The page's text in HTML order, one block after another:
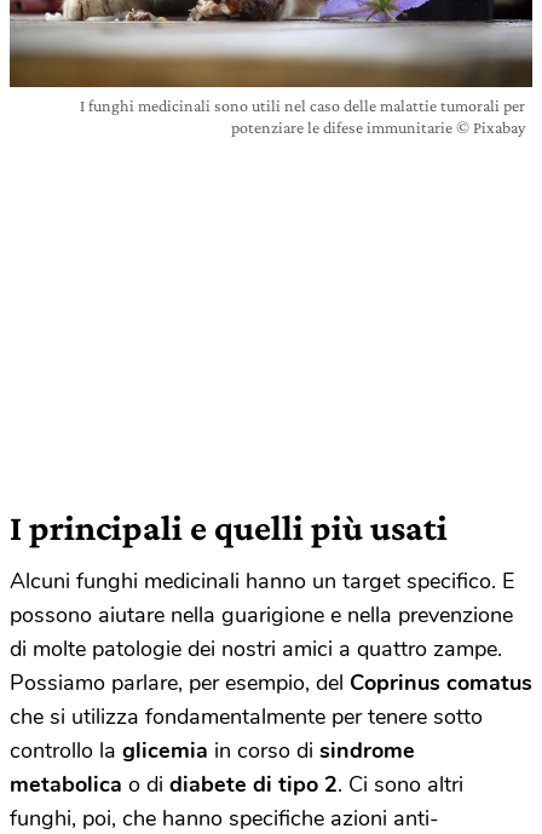
I funghi medicinali sono utili nel caso delle malattie tumorali per
potenziare le difese immunitarie © Pixabay
I principali e quelli più usati
Alcuni funghi medicinali hanno un target specifico. E
possono aiutare nella guarigione e nella prevenzione
di molte patologie dei nostri amici a quattro zampe.
Possiamo parlare, per esempio, del Coprinus comatus
che si utilizza fondamentalmente per tenere sotto
controllo la glicemia in corso di sindrome
metabolica o di diabete di tipo 2. Ci sono altri
funghi, poi, che hanno specifiche azioni anti-